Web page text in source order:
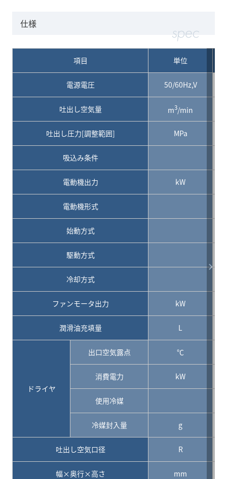
仕様
項目 単位
電源電圧 50/60Hz,V
吐出し空気量 m3/min
吐出し圧力[調整範囲] MPa
吸込み条件
電動機出力 kW
電動機形式
始動方式
駆動方式
冷却方式
ファンモータ出力 kW
潤滑油充填量 L
ドライヤ
出口空気露点 ℃
消費電力 kW
使用冷媒
冷媒封入量 g
吐出し空気口径 R
幅×奥行×高さ mm